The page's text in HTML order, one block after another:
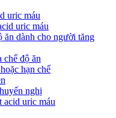
uric máu
uric máu
ăn dành cho người tăng
chế độ ăn
hạn chế
nghị
acid uric máu